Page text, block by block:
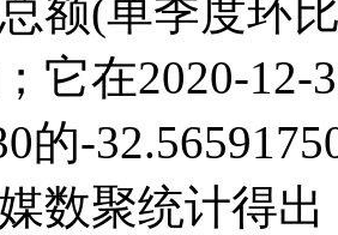
额(单季度环
它在2020-12-
的-
数聚统计得